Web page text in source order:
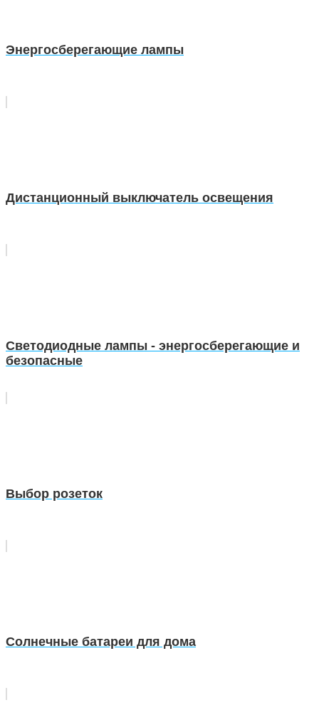
Энергосберегающие лампы
Дистанционный выключатель освещения
Светодиодные лампы - энергосберегающие и
безопасные
Выбор розеток
Солнечные батареи для дома